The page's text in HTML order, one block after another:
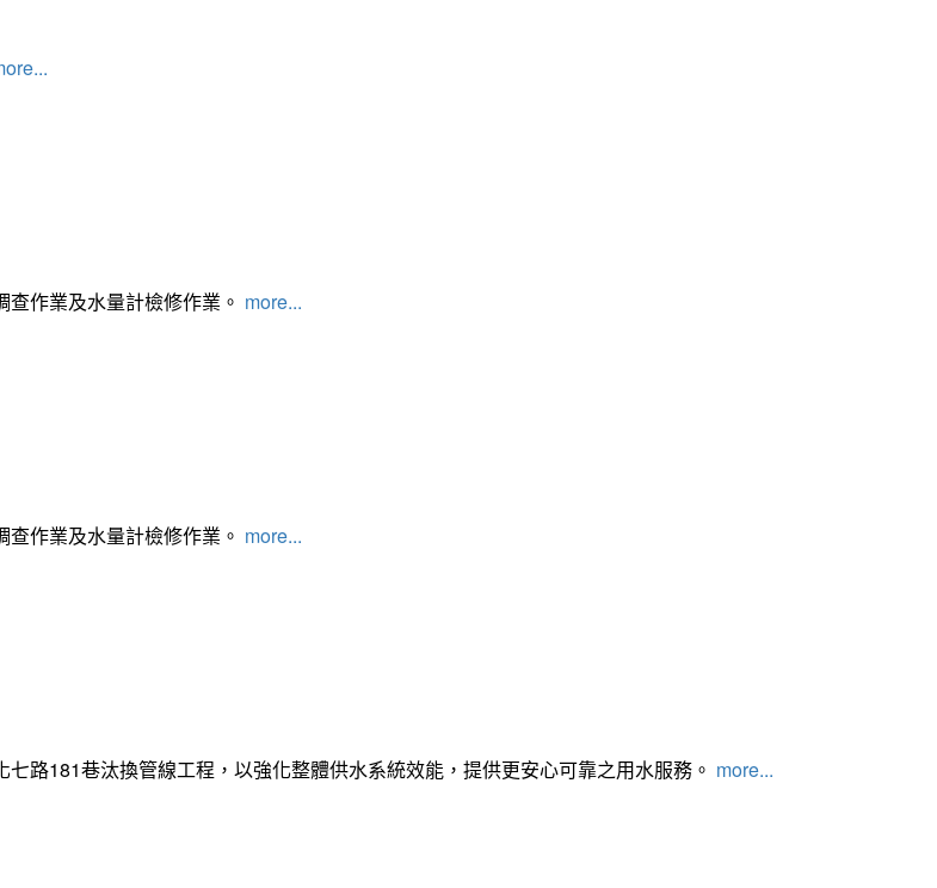
作業及水量計檢修作業。 more...
作業及水量計檢修作業。 more...
路181巷汰換管線工程，以強化整體供水系統效能，提供更安心可靠之用水服務。 more...